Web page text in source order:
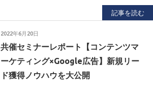
記事を読む
2022年6月20日
共催セミナーレポート【コンテンツマ
ーケティング×Google広告】新規リー
ド獲得ノウハウを大公開